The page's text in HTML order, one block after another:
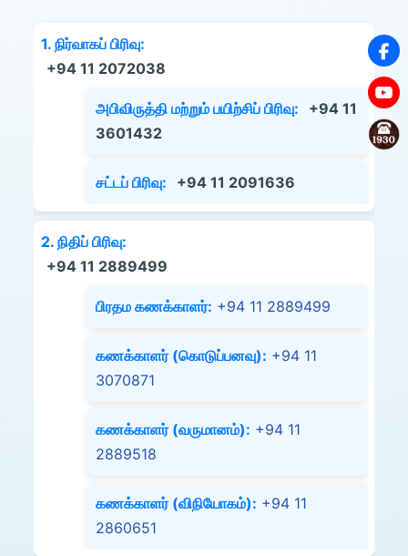
1. நிர்வாகப் பிரிவு:
+94 11 2072038
அபிவிருத்தி மற்றும் பயிற்சிப் பிரிவு:
+94 11
3601432
சட்டப் பிரிவு: +94 11 2091636
2. நிதிப் பிரிவு:
+94 11 2889499
பிரதம கணக்காளர்: +94 11 2889499
கணக்காளர் (கொடுப்பனவு): +94 11
3070871
கணக்காளர் (வருமானம்): +94 11
2889518
கணக்காளர் (விநியோகம்): +94 11
2860651